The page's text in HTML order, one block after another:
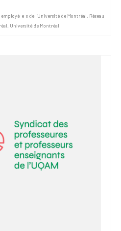
e-s de l’Université de Montréal, Réseau
, Université de Montréal